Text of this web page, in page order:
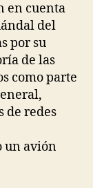
en cuenta
del
por su
de las
como parte
de redes
un avión